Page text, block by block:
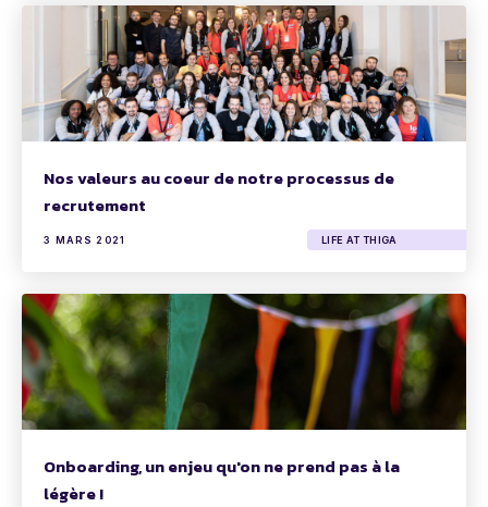
Nos valeurs au coeur de notre processus de
recrutement
3 MARS 2021 LIFE AT THIGA
Onboarding, un enjeu qu'on ne prend pas à la
légère !